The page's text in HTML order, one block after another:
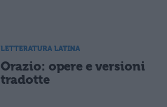
LETTERATURA LATINA
Orazio: opere e versioni
tradotte